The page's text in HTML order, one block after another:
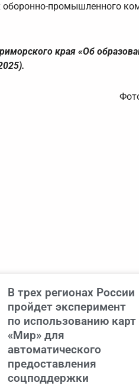
промышленного
края «Об
В трех регионах России
пройдет эксперимент
по использованию карт
«Мир» для
автоматического
предоставления
соцподдержки